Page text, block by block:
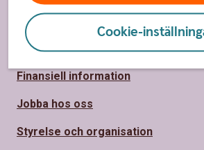
Cookie-
Hållbarhet
Samhällsengagemang
Finansiell information
Jobba hos oss
Styrelse och organisation